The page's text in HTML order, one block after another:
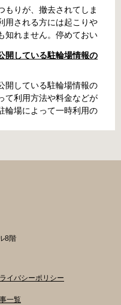
もりが、撤去されてしま
用される方には起こりや
知れません。停めておい
てしまうかも知れませ
報をまとめました。事
ょう。 守口市で撤去され
保管所 住所 守口市大日
話 06-6902-2340（業務
鍵 身分証明証 守口市HP
れた場合 三国ヶ丘自転車
陵東町1丁12-15 電話 三
最寄駅 南海高野線百舌
分 返還の際に必要な書
で撤去された場合 片山
町1丁目22番 電話 06-
還料 3,000円 自転車の鍵
開している駐輪場情報の
開している駐輪場情報の
て利用方法や料金などが
輪場によって一時利用の
利用登録申請書の提出
提出ではなく、Web上
。 利用料金 登録手数料
金 西三荘駅駐輪センター
／月 屋根あり 障害者：
り 学生：1,800円／月
円／月 各駐輪場で定期
せください。 一時利用料
堺市の自転車駐輪場 利
8階
イバシーポリシー
一覧